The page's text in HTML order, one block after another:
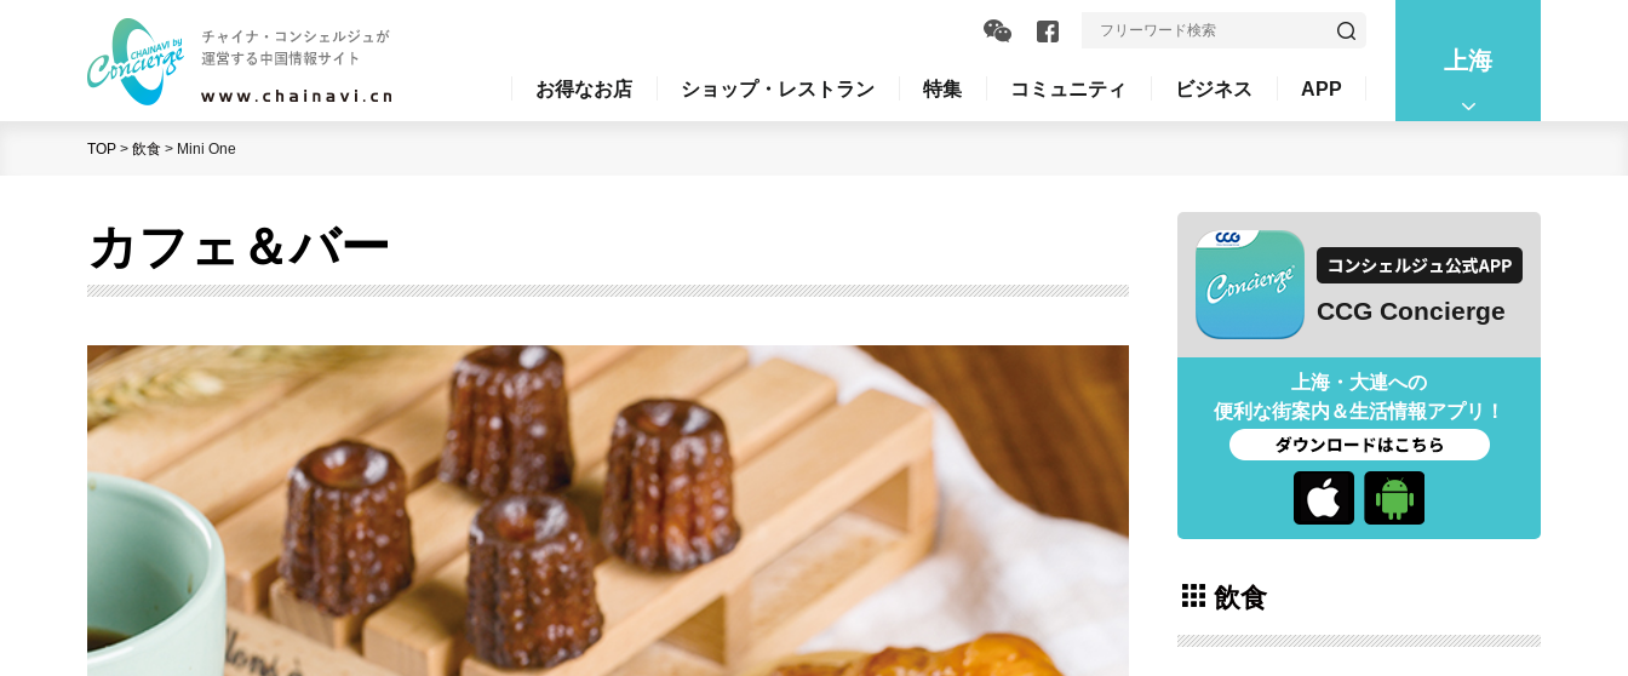
上海
お得なお店 ショップ・レストラン 特集 コミュニティ ビジネス APP
TOP > 飲食 > Mini One
カフェ＆バー
CCG Concierge
上海・大連への
便利な街案内＆生活情報アプリ！
飲食